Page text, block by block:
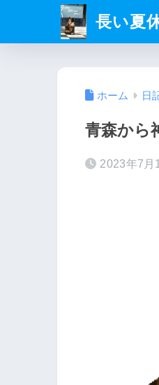
長い夏
ホーム 日
青森から
2023年7月